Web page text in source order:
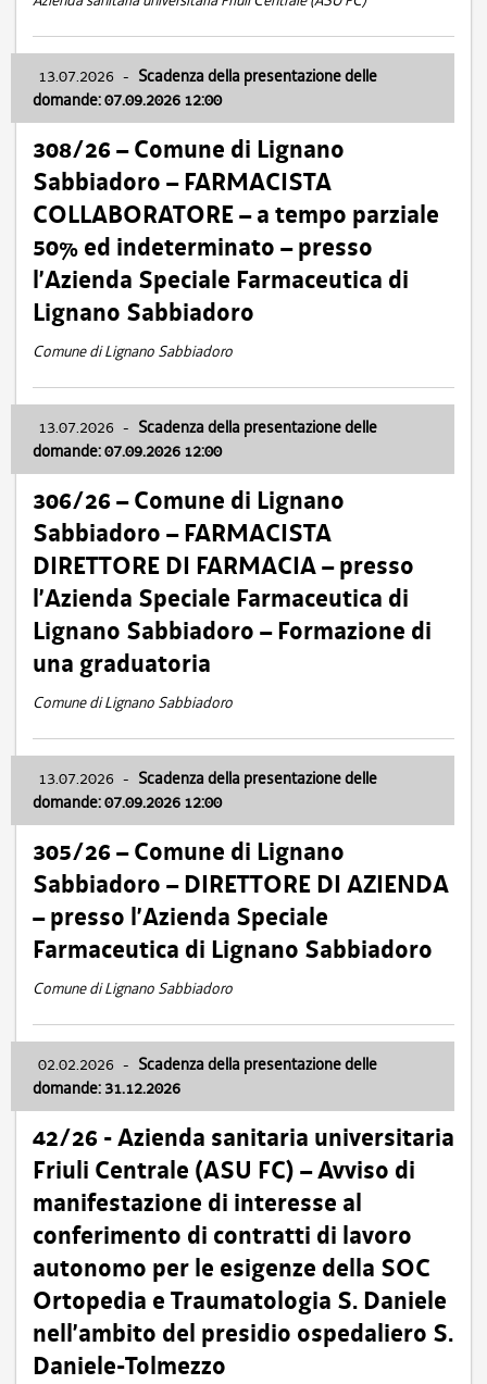
13.07.2026 - Scadenza della presentazione delle
domande: 07.09.2026 12:00
308/26 – Comune di Lignano
Sabbiadoro – FARMACISTA
COLLABORATORE – a tempo parziale
50% ed indeterminato – presso
l’Azienda Speciale Farmaceutica di
Lignano Sabbiadoro
Comune di Lignano Sabbiadoro
13.07.2026 - Scadenza della presentazione delle
domande: 07.09.2026 12:00
306/26 – Comune di Lignano
Sabbiadoro – FARMACISTA
DIRETTORE DI FARMACIA – presso
l’Azienda Speciale Farmaceutica di
Lignano Sabbiadoro – Formazione di
una graduatoria
Comune di Lignano Sabbiadoro
13.07.2026 - Scadenza della presentazione delle
domande: 07.09.2026 12:00
305/26 – Comune di Lignano
Sabbiadoro – DIRETTORE DI AZIENDA
– presso l’Azienda Speciale
Farmaceutica di Lignano Sabbiadoro
Comune di Lignano Sabbiadoro
02.02.2026 - Scadenza della presentazione delle
domande: 31.12.2026
42/26 - Azienda sanitaria universitaria
Friuli Centrale (ASU FC) – Avviso di
manifestazione di interesse al
conferimento di contratti di lavoro
autonomo per le esigenze della SOC
Ortopedia e Traumatologia S. Daniele
nell’ambito del presidio ospedaliero S.
Daniele-Tolmezzo